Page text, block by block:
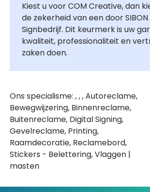
Kiest u voor COM Creative, dan
de zekerheid van een door
Signbedrijf. Dit keurmerk is uw
kwaliteit, professionaliteit en
zaken doen.
Ons specialisme: , , , Autoreclame,
Bewegwijzering, Binnenreclame,
Buitenreclame, Digital Signing,
Gevelreclame, Printing,
Raamdecoratie, Reclamebord,
Stickers - Belettering, Vlaggen |
masten